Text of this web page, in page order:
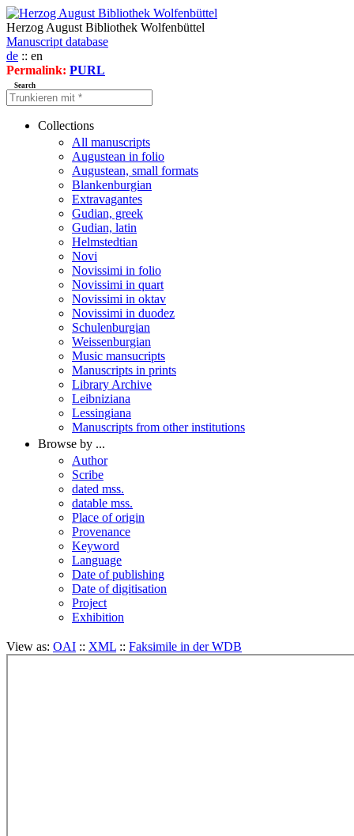
Herzog August Bibliothek Wolfenbüttel
Manuscript database
de :: en
Permalink: PURL
Search
Collections
All manuscripts
Augustean in folio
Augustean, small formats
Blankenburgian
Extravagantes
Gudian, greek
Gudian, latin
Helmstedtian
Novi
Novissimi in folio
Novissimi in quart
Novissimi in oktav
Novissimi in duodez
Schulenburgian
Weissenburgian
Music mansucripts
Manuscripts in prints
Library Archive
Leibniziana
Lessingiana
Manuscripts from other institutions
Browse by ...
Author
Scribe
dated mss.
datable mss.
Place of origin
Provenance
Keyword
Language
Date of publishing
Date of digitisation
Project
Exhibition
View as: OAI :: XML :: Faksimile in der WDB